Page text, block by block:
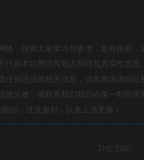
，仅供大家学习与参考，如有侵权，
表本站赞同其观点和对其真实性负责。
任何违法的相关信息，访客发现请向站
失效，请联系我们我们会第一时间更
信，注意鉴别，以免上当受骗！
THE END